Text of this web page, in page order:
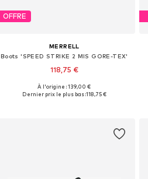
OFFRE
MERRELL
Boots 'SPEED STRIKE 2 MIS GORE-TEX'
118,75 €
Tailles disponibles: 37, 38, 39, 40, 40,5, 41
À l'origine : 139,00 €
Dernier prix le plus bas :118,75 €